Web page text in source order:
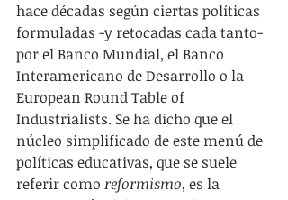
hace décadas según ciertas políticas
formuladas -y retocadas cada tanto-
por el Banco Mundial, el Banco
Interamericano de Desarrollo o la
European Round Table of
Industrialists. Se ha dicho que el
núcleo simplificado de este menú de
políticas educativas, que se suele
referir como reformismo, es la